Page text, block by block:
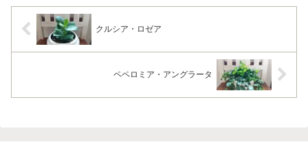
クルシア・ロゼア
ペペロミア・アングラータ